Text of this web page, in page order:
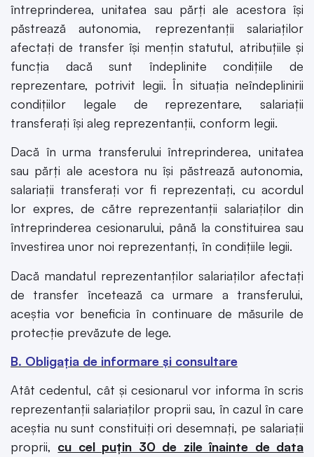
întreprinderea, unitatea sau părţi ale acestora îşi
păstrează autonomia, reprezentanţii salariaţilor
afectaţi de transfer îşi menţin statutul, atribuţiile şi
funcţia dacă sunt îndeplinite condiţiile de
reprezentare, potrivit legii. În situaţia neîndeplinirii
condiţiilor legale de reprezentare, salariaţii
transferaţi îşi aleg reprezentanţii, conform legii.
Dacă în urma transferului întreprinderea, unitatea
sau părţi ale acestora nu îşi păstrează autonomia,
salariaţii transferaţi vor fi reprezentaţi, cu acordul
lor expres, de către reprezentanţii salariaţilor din
întreprinderea cesionarului, până la constituirea sau
învestirea unor noi reprezentanţi, în condiţiile legii.
Dacă mandatul reprezentanţilor salariaţilor afectaţi
de transfer încetează ca urmare a transferului,
aceştia vor beneficia în continuare de măsurile de
protecţie prevăzute de lege.
B. Obligația de informare și consultare
Atât cedentul, cât și cesionarul vor informa în scris
reprezentanţii salariaţilor proprii sau, în cazul în care
aceştia nu sunt constituiţi ori desemnaţi, pe salariaţii
proprii, cu cel puţin 30 de zile înainte de data